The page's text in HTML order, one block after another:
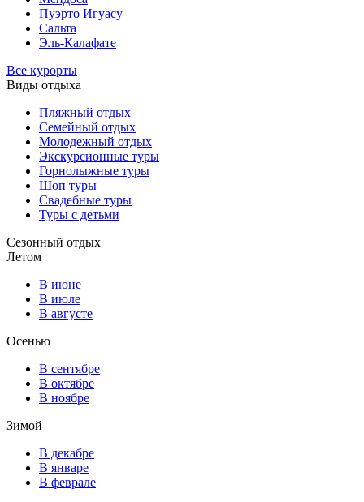
Пуэрто Игуасу
Сальта
Эль-Калафате
Все курорты
Виды отдыха
Пляжный отдых
Семейный отдых
Молодежный отдых
Экскурсионные туры
Горнолыжные туры
Шоп туры
Свадебные туры
Туры с детьми
Сезонный отдых
Летом
В июне
В июле
В августе
Осенью
В сентябре
В октябре
В ноябре
Зимой
В декабре
В январе
В феврале